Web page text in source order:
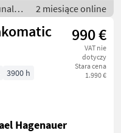
2 miesiące online
990 €
VAT nie
dotyczy
Stara cena
1.990 €
3900 h
Hagenauer